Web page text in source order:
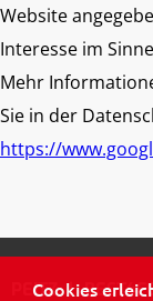
Website
Interesse im
Mehr
Sie in der
https://
PEITZ |
Cookies